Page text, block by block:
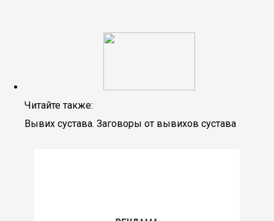
Читайте также:
Вывих сустава. Заговоры от вывихов сустава